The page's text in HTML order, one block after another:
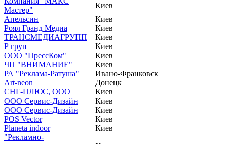
Мастер"
Киев
Апельсин
Киев
Роял Гранд Медиа
Киев
ТРАНСМЕДИАГРУПП
Киев
Р груп
Киев
ООО "ПрессКом"
Киев
ЧП "ВНИМАНИЕ"
Киев
РА "Реклама-Ратуша"
Ивано-Франковск
Art-neon
Донецк
СНГ-ПЛЮС, ООО
Киев
ООО Сервис-Дизайн
Киев
ООО Сервис-Дизайн
Киев
POS Vector
Киев
Planeta indoor
Киев
"Рекламно-